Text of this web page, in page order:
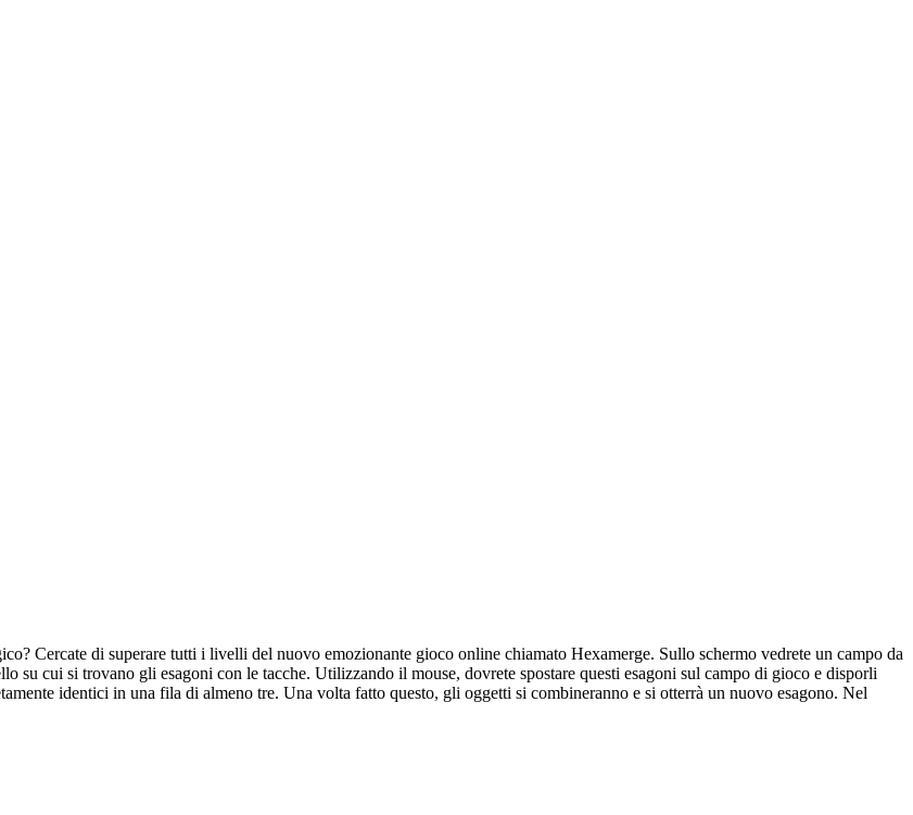
Cercate di superare tutti i livelli del nuovo emozionante gioco online chiamato Hexamerge. Sullo schermo vedrete un campo da
su cui si trovano gli esagoni con le tacche. Utilizzando il mouse, dovrete spostare questi esagoni sul campo di gioco e disporli
identici in una fila di almeno tre. Una volta fatto questo, gli oggetti si combineranno e si otterrà un nuovo esagono. Nel